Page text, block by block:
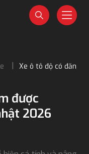
Xe ô tô độ có đăng
được
2026